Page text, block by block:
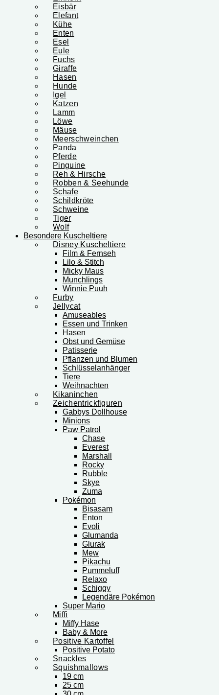
Eisbär
Elefant
Kühe
Enten
Esel
Eule
Fuchs
Giraffe
Hasen
Hunde
Igel
Katzen
Lamm
Löwe
Mäuse
Meerschweinchen
Panda
Pferde
Pinguine
Reh & Hirsche
Robben & Seehunde
Schafe
Schildkröte
Schweine
Tiger
Wolf
Besondere Kuscheltiere
Disney Kuscheltiere
Film & Fernseh
Lilo & Stitch
Micky Maus
Munchlings
Winnie Puuh
Furby
Jellycat
Amuseables
Essen und Trinken
Hasen
Obst und Gemüse
Patisserie
Pflanzen und Blumen
Schlüsselanhänger
Tiere
Weihnachten
Kikaninchen
Zeichentrickfiguren
Gabbys Dollhouse
Minions
Paw Patrol
Chase
Everest
Marshall
Rocky
Rubble
Skye
Zuma
Pokémon
Bisasam
Enton
Evoli
Glumanda
Glurak
Mew
Pikachu
Pummeluff
Relaxo
Schiggy
Legendäre Pokémon
Super Mario
Miffi
Miffy Hase
Baby & More
Positive Kartoffel
Positive Potato
Snackles
Squishmallows
19 cm
25 cm